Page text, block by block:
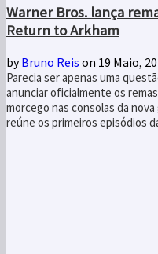
Warner Bros. lança
Return to Arkham
byBruno Reis on 19 Maio,
Parecia ser apenas uma
anunciar oficialmente os
morcego nas consolas da
reúne os primeiros episódios